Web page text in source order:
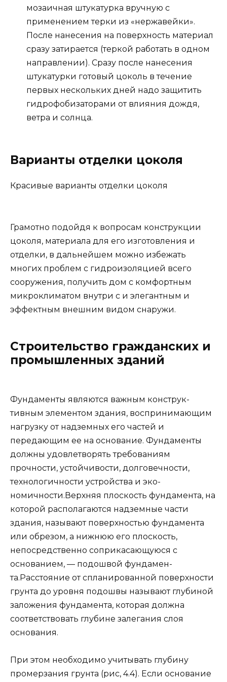
мозаичная штукатурка вручную с
применением терки из «нержавейки».
После нанесения на поверхность материал
сразу затирается (теркой работать в одном
направлении). Сразу после нанесения
штукатурки готовый цоколь в течение
первых нескольких дней надо защитить
гидрофобизаторами от влияния дождя,
ветра и солнца.
Варианты отделки цоколя
Красивые варианты отделки цоколя
Грамотно подойдя к вопросам конструкции
цоколя, материала для его изготовления и
отделки, в дальнейшем можно избежать
многих проблем с гидроизоляцией всего
сооружения, получить дом с комфортным
микроклиматом внутри с и элегантным и
эффектным внешним видом снаружи.
Строительство гражданских и
промышленных зданий
Фундаменты являются важным конструк­
тивным элементом здания, воспринимаю­щим
нагрузку от надземных его частей и
передающим ее на основание. Фунда­менты
должны удовлетворять требова­ниям
прочности, устойчивости, долговеч­ности,
технологичности устройства и эко­
номичности.Верхняя плоскость фундамента, на
ко­торой располагаются надземные части
здания, называют поверхностью фунда­мента
или обрезом, а нижнюю его пло­скость,
непосредственно соприкасающую­ся с
основанием, — подошвой фундамен­
та.Расстояние от спланированной поверх­ности
грунта до уровня подошвы назы­вают глубиной
заложения фундамента, которая должна
соответствовать глубине залегания слоя
основания.
При этом не­обходимо учитывать глубину
промерза­ния грунта (рис, 4.4). Если основание